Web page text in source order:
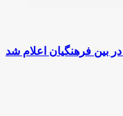
ایرانی در بین فرهنگیان اعلام شد